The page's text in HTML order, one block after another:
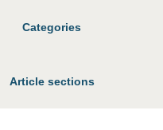
Categories
Article sections